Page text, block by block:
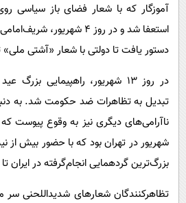
سیاست خارجی
آموزگار که با شعار فضای باز سیاسی
استعفا شد و در روز ۴
دستور یافت تا دولتی با شعار «آشتی
در روز ۱۳ شهریور، راهپیمایی
تبدیل به تظاهرات ضد حکومت شد. به
شهریور در تهران بود که با حضور بیش از
بزرگ‌ترین گردهمایی انجام‌گرفته در ایران
تظاهرکنندگان شعارهای شدیداللحنی سر